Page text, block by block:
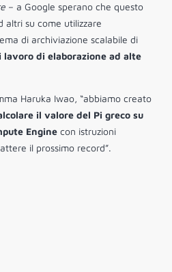
– a Google sperano che questo
altri su come utilizzare
di archiviazione scalabile di
lavoro di elaborazione ad alte
Haruka Iwao, “abbiamo creato
il valore del Pi greco su
Engine con istruzioni
il prossimo record”.